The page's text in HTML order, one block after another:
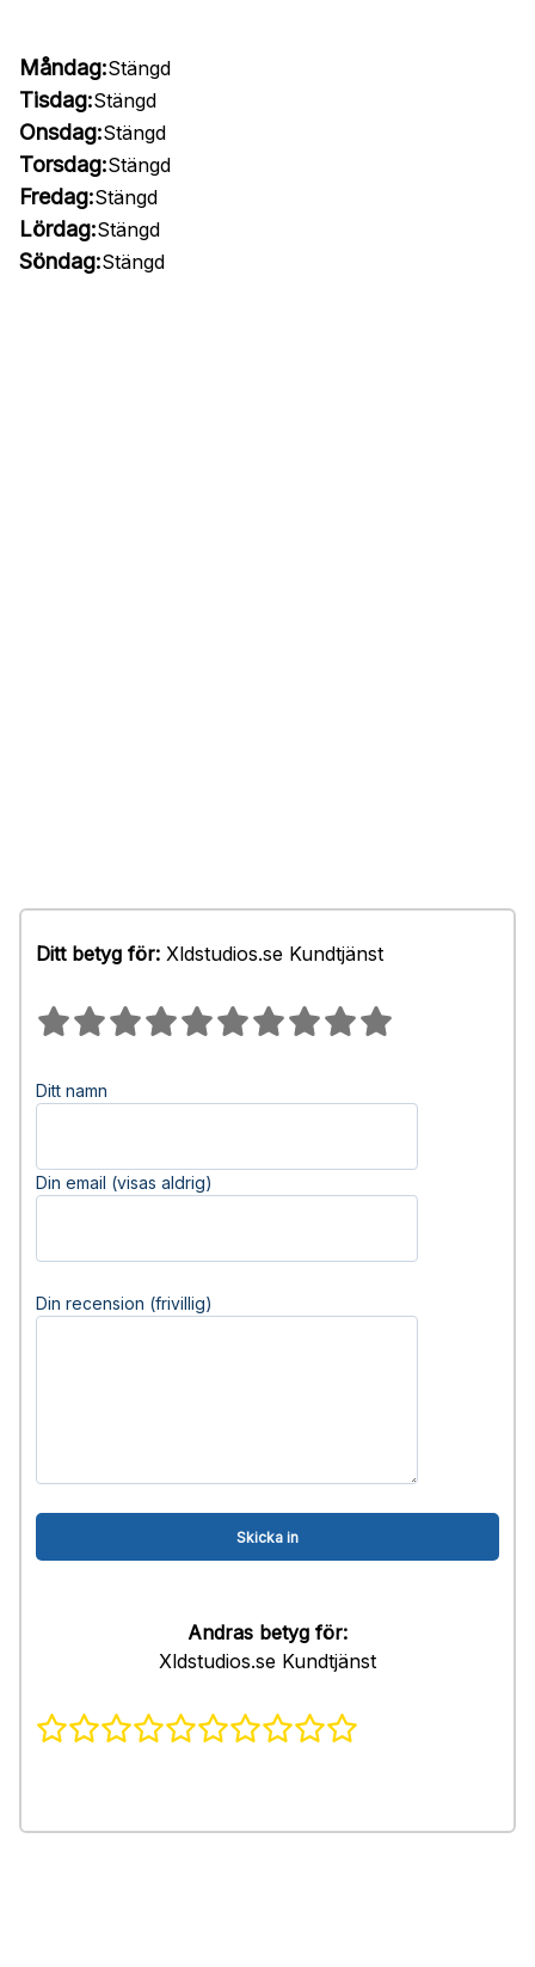
Måndag:Stängd
Tisdag:Stängd
Onsdag:Stängd
Torsdag:Stängd
Fredag:Stängd
Lördag:Stängd
Söndag:Stängd
Ditt betyg för: Xldstudios.se Kundtjänst
Ditt namn
Din email (visas aldrig)
Din recension (frivillig)
Andras betyg för:
Xldstudios.se Kundtjänst